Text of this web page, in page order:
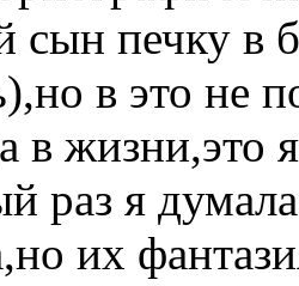
печку в
в это не
в жизни,это
раз я
их